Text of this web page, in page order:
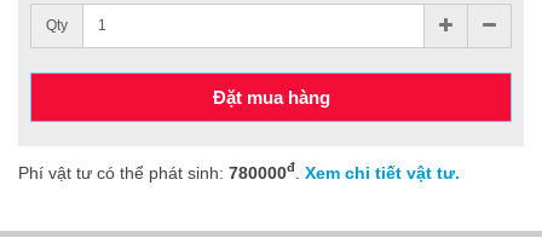
Qty
Đặt mua hàng
Phí vật tư có thể phát sinh: 780000đ Xem chi tiết vật tư.